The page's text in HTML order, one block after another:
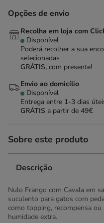
Opções de envio
Recolha em loja com
Disponível
Poderá recolher a sua
selecionadas
GRÁTIS, com presente!
Envio ao domicílio
Disponível
Entrega entre 1-3 dias
GRÁTIS a partir de 49€
Sobre este produto
Descrição
Nulo Frango com Cavala em
suculento para gatos com
como topping, recompensa
humidade extra.